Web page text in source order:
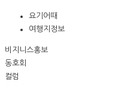
요기어때
여행지정보
비지니스홍보
동호회
컬럼